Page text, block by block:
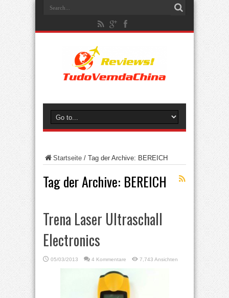
Startseite / Tag der Archive: BEREICH
Tag der Archive: BEREICH
Trena Laser Ultraschall
Electronics
05/03/2013 4 Kommentare 7,743 Ansichten